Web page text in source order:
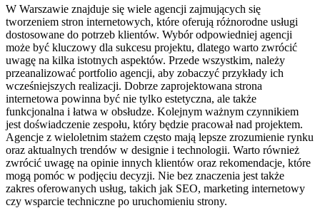
W Warszawie znajduje się wiele agencji zajmujących się
tworzeniem stron internetowych, które oferują różnorodne usługi
dostosowane do potrzeb klientów. Wybór odpowiedniej agencji
może być kluczowy dla sukcesu projektu, dlatego warto zwrócić
uwagę na kilka istotnych aspektów. Przede wszystkim, należy
przeanalizować portfolio agencji, aby zobaczyć przykłady ich
wcześniejszych realizacji. Dobrze zaprojektowana strona
internetowa powinna być nie tylko estetyczna, ale także
funkcjonalna i łatwa w obsłudze. Kolejnym ważnym czynnikiem
jest doświadczenie zespołu, który będzie pracował nad projektem.
Agencje z wieloletnim stażem często mają lepsze zrozumienie rynku
oraz aktualnych trendów w designie i technologii. Warto również
zwrócić uwagę na opinie innych klientów oraz rekomendacje, które
mogą pomóc w podjęciu decyzji. Nie bez znaczenia jest także
zakres oferowanych usług, takich jak SEO, marketing internetowy
czy wsparcie techniczne po uruchomieniu strony.